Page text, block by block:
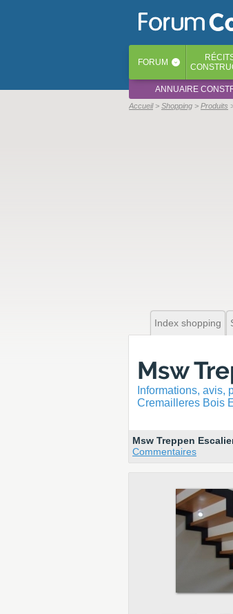
FORUM ‹
ANNUAIRE
Accueil Shopping Produits
Index shopping
Msw
Informations, avis,
Cremailleres Bois
Msw Treppen
Commentaires